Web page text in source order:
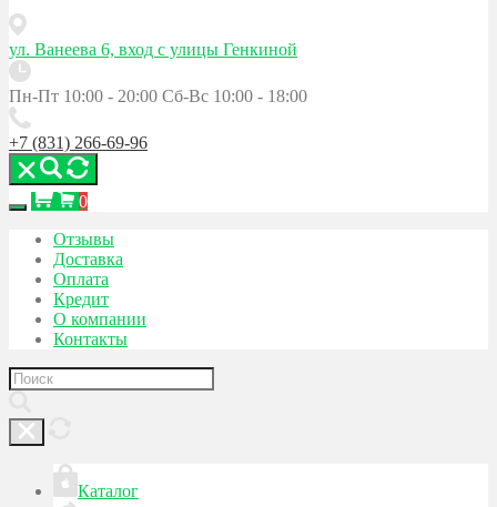
ул. Ванеева 6, вход с улицы Генкиной
Пн-Пт 10:00 - 20:00 Сб-Вс 10:00 - 18:00
+7 (831) 266-69-96
0
Отзывы
Доставка
Оплата
Кредит
О компании
Контакты
Каталог